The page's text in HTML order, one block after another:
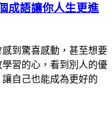
成語讓你人生更進
感到驚喜感動，甚至想要
習的心，看到別人的優
自己也能成為更好的